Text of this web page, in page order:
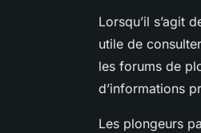
Lorsqu’il s’agit
utile de
les forums de
d’informations
Les plongeurs